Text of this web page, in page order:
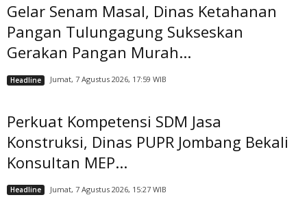
Gelar Senam Masal, Dinas Ketahanan
Pangan Tulungagung Sukseskan
Gerakan Pangan Murah...
Headline Jumat, 7 Agustus 2026, 17:59 WIB
Perkuat Kompetensi SDM Jasa
Konstruksi, Dinas PUPR Jombang Bekali
Konsultan MEP...
Headline Jumat, 7 Agustus 2026, 15:27 WIB